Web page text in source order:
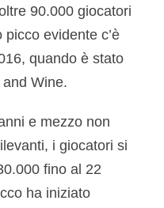
90.000 giocatori
picco evidente c’è
quando è stato
Wine.
e mezzo non
i giocatori si
fino al 22
ha iniziato